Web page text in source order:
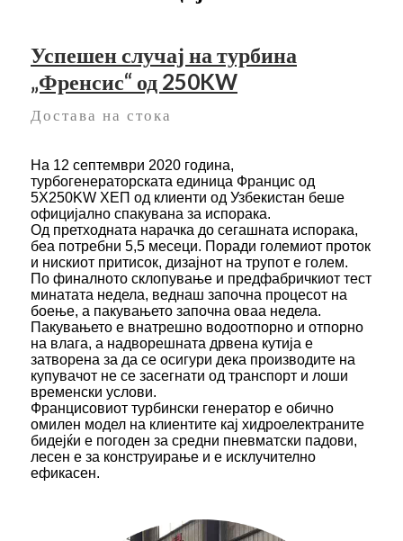
Успешен случај на турбина
„Френсис“ од 250KW
Достава на стока
На 12 септември 2020 година,
турбогенераторската единица Францис од
5X250KW ХЕП од клиенти од Узбекистан беше
официјално спакувана за испорака.
Од претходната нарачка до сегашната испорака,
беа потребни 5,5 месеци. Поради големиот проток
и нискиот притисок, дизајнот на трупот е голем.
По финалното склопување и предфабричкиот тест
минатата недела, веднаш започна процесот на
боење, а пакувањето започна оваа недела.
Пакувањето е внатрешно водоотпорно и отпорно
на влага, а надворешната дрвена кутија е
затворена за да се осигури дека производите на
купувачот не се засегнати од транспорт и лоши
временски услови.
Францисовиот турбински генератор е обично
омилен модел на клиентите кај хидроелектраните
бидејќи е погоден за средни пневматски падови,
лесен е за конструирање и е исклучително
ефикасен.